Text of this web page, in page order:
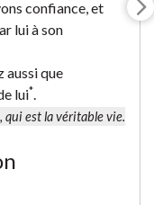
confiance, et
lui à son
aussi que
lui*
qui est la véritable vie.